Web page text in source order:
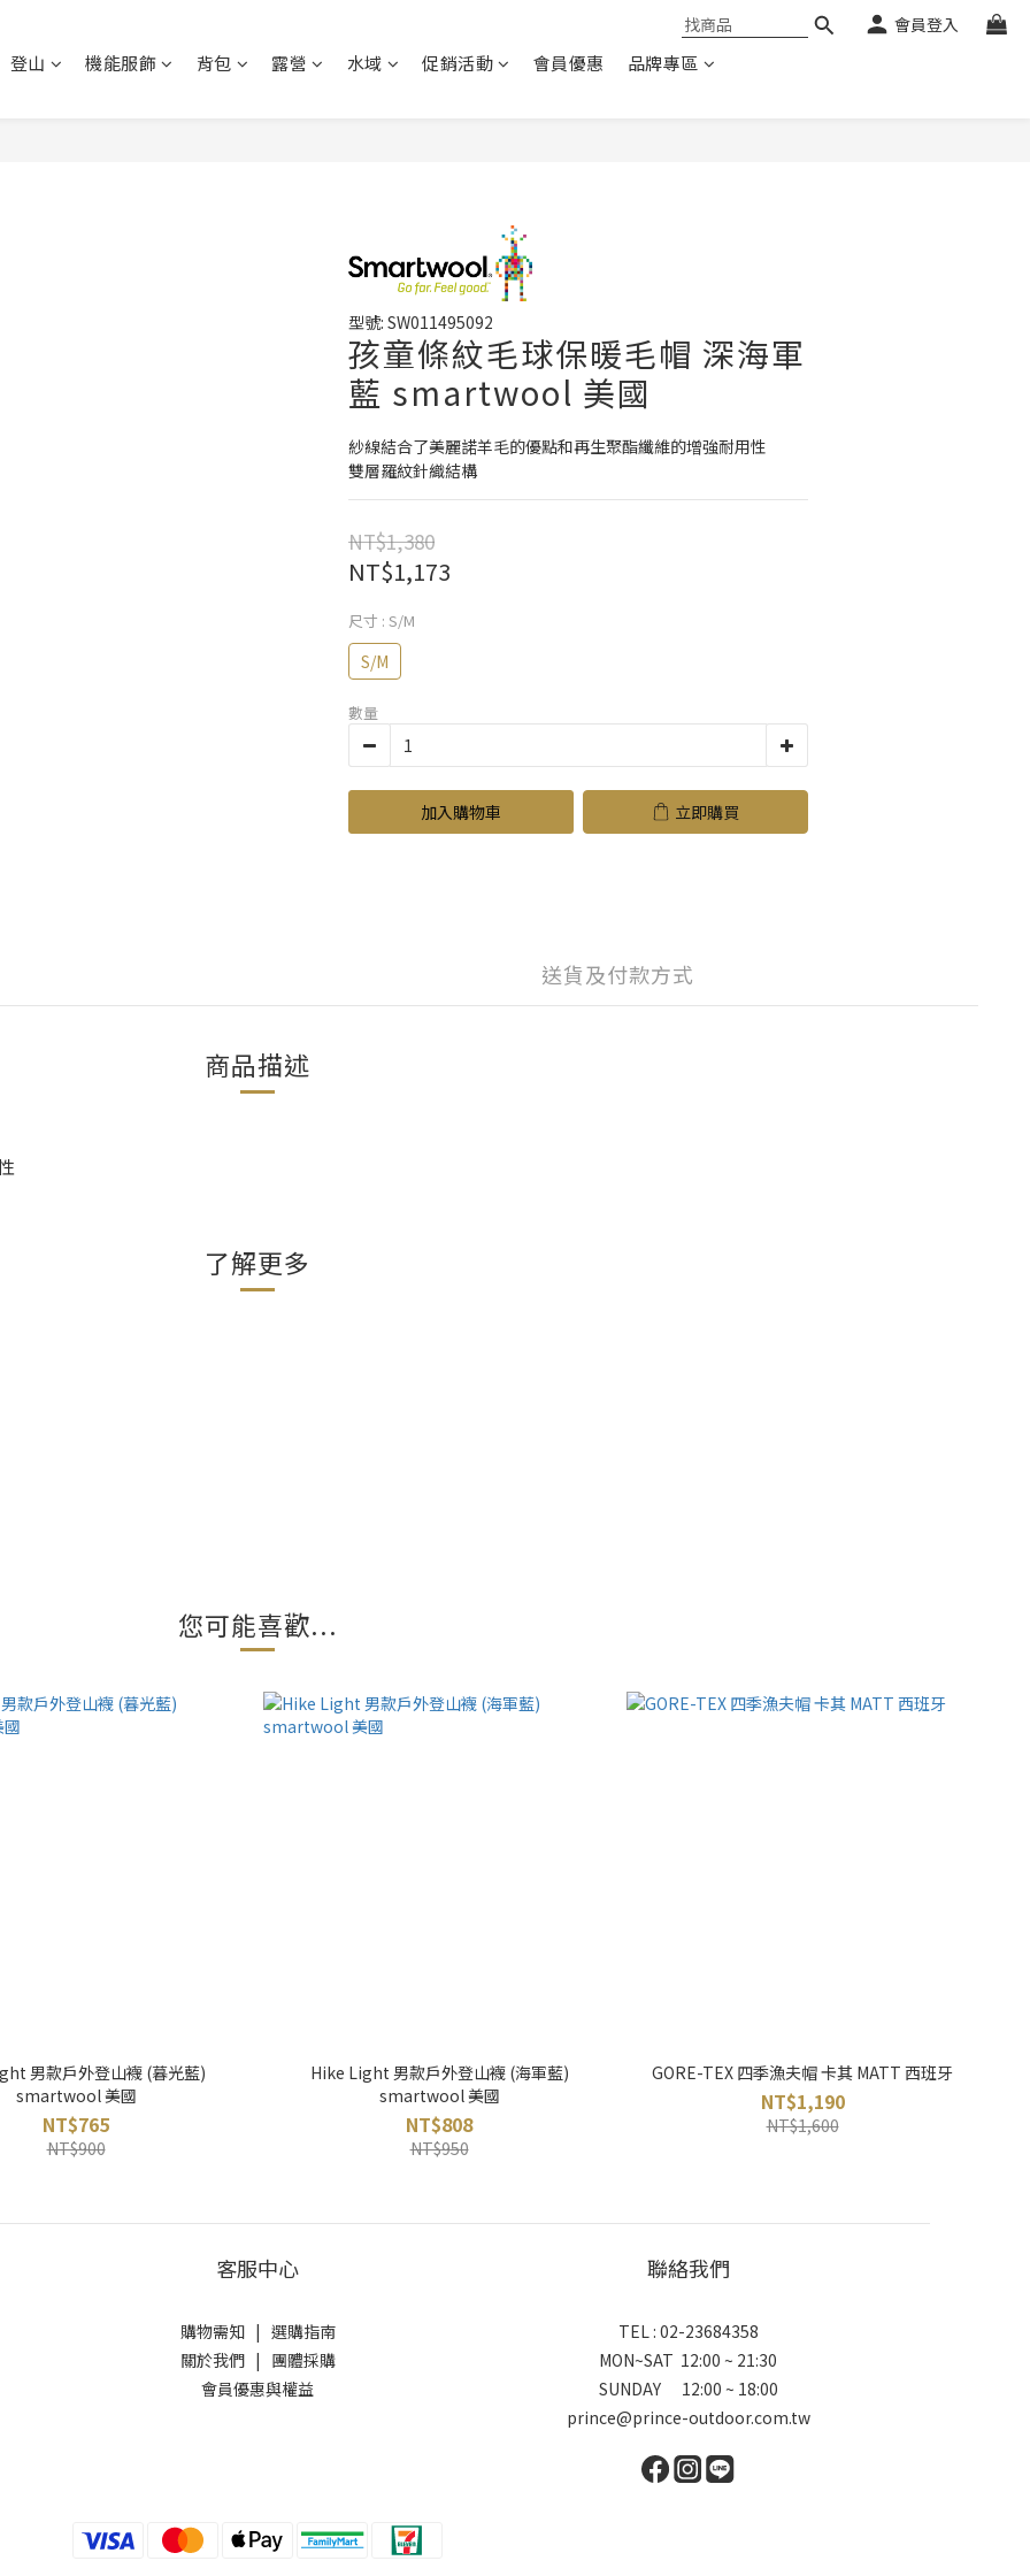
會員登入
登山 機能服飾 背包 露營 水域 促銷活動 會員優惠 品牌專區
型號: SW011495092
孩童條紋毛球保暖毛帽 深海軍
藍 smartwool 美國
紗線結合了美麗諾羊毛的優點和再生聚酯纖維的增強耐用性
雙層羅紋針織結構
NT$1,380
NT$1,173
尺寸 : S/M
S/M
數量
加入購物車 立即購買
送貨及付款方式
商品描述
了解更多
您可能喜歡...
男款戶外登山襪 (暮光藍)
smartwool 美國
NT$765
NT$900
Hike Light 男款戶外登山襪 (海軍藍)
smartwool 美國
NT$808
NT$950
GORE-TEX 四季漁夫帽 卡其 MATT 西班牙
NT$1,190
NT$1,600
客服中心
購物需知| 選購指南
關於我們| 團體採購
會員優惠與權益
聯絡我們
TEL : 02-23684358
MON~SAT 12:00 ~ 21:30
SUNDAY 12:00 ~ 18:00
prince@prince-outdoor.com.tw